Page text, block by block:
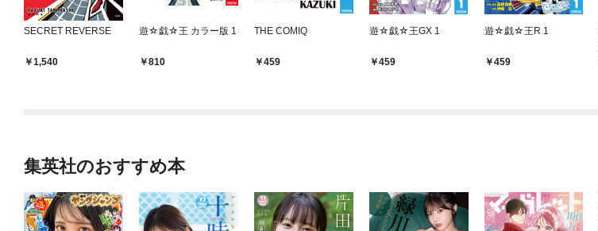
SECRET REVERSE
1,540
遊☆戯☆王 カラー版 1
810
THE COMIQ
459
遊☆戯☆王GX 1
459
遊☆戯☆王R 1
459
集英社のおすすめ本